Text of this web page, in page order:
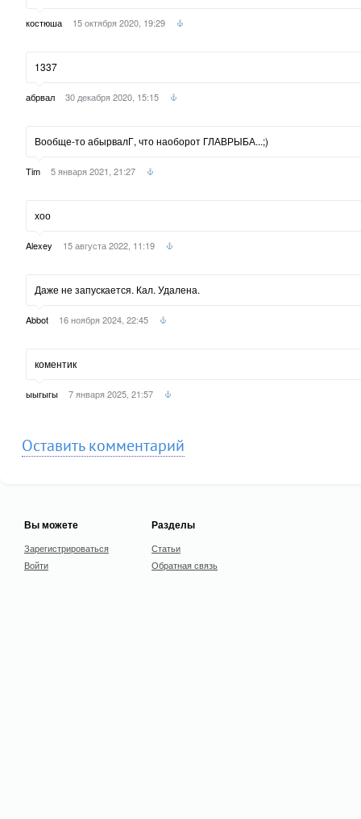
костюша 15 октября 2020, 19:29
1337
абрвал 30 декабря 2020, 15:15
Вообще-то абырвалГ, что наоборот ГЛАВРЫБА...;)
Tim 5 января 2021, 21:27
хоо
Alexey 15 августа 2022, 11:19
Даже не запускается. Кал. Удалена.
Abbot 16 ноября 2024, 22:45
коментик
ыыгыгы 7 января 2025, 21:57
Оставить комментарий
Вы можете
Зарегистрироваться
Войти
Разделы
Статьи
Обратная связь